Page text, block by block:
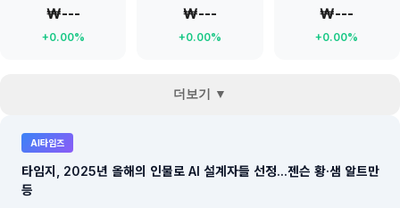
₩---
+0.00%
₩---
+0.00%
₩---
+0.00%
더보기 ▼
AI타임즈
타임지, 2025년 올해의 인물로 AI 설계자들 선정...젠슨 황·샘 알트만
등